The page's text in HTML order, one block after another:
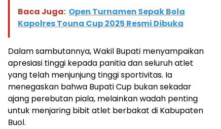
Baca Juga: Open Turnamen Sepak Bola
Kapolres Touna Cup 2025 Resmi Dibuka
Dalam sambutannya, Wakil Bupati menyampaikan
apresiasi tinggi kepada panitia dan seluruh atlet
yang telah menjunjung tinggi sportivitas. Ia
menegaskan bahwa Bupati Cup bukan sekadar
ajang perebutan piala, melainkan wadah penting
untuk menjaring bibit atlet berbakat di Kabupaten
Buol.